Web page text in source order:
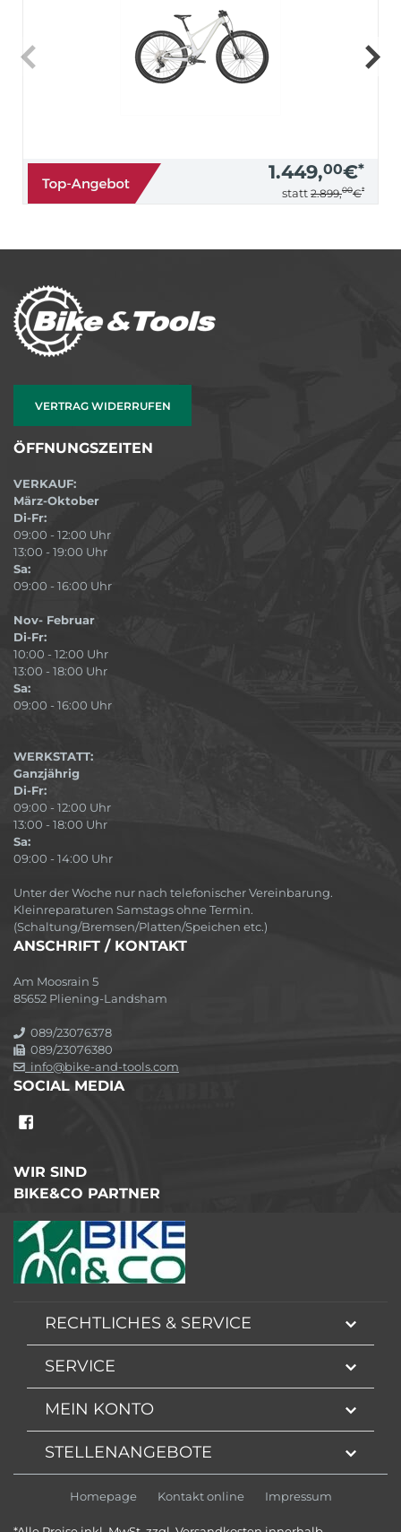
1.449,00€*
statt 2.899,00€*
VERTRAG WIDERRUFEN
ÖFFNUNGSZEITEN
VERKAUF:
März-Oktober
Di-Fr:
09:00 - 12:00 Uhr
13:00 - 19:00 Uhr
Sa:
09:00 - 16:00 Uhr
Nov- Februar
Di-Fr:
10:00 - 12:00 Uhr
13:00 - 18:00 Uhr
Sa:
09:00 - 16:00 Uhr
WERKSTATT:
Ganzjährig
Di-Fr:
09:00 - 12:00 Uhr
13:00 - 18:00 Uhr
Sa:
09:00 - 14:00 Uhr
Unter der Woche nur nach telefonischer Vereinbarung.
Kleinreparaturen Samstags ohne Termin.
(Schaltung/Bremsen/Platten/Speichen etc.)
ANSCHRIFT / KONTAKT
Am Moosrain 5
85652 Pliening-Landsham
089/23076378
089/23076380
info@bike-and-tools.com
SOCIAL MEDIA
WIR SIND
BIKE&CO PARTNER
RECHTLICHES & SERVICE
SERVICE
MEIN KONTO
STELLENANGEBOTE
Homepage Kontakt online Impressum